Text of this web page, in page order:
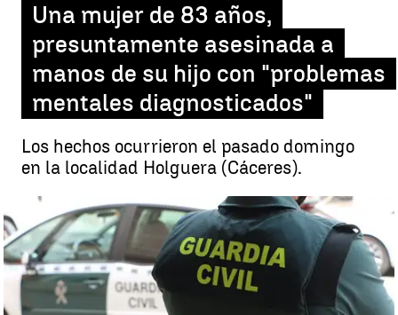
Una mujer de 83 años,
presuntamente asesinada a
manos de su hijo con "problemas
mentales diagnosticados"
Los hechos ocurrieron el pasado domingo
en la localidad Holguera (Cáceres).